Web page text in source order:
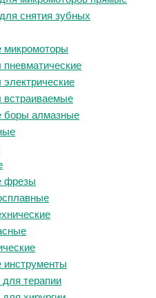
снятия зубных
микромоторы
встраиваемые
боры алмазные
фрезы
инструменты
терапии